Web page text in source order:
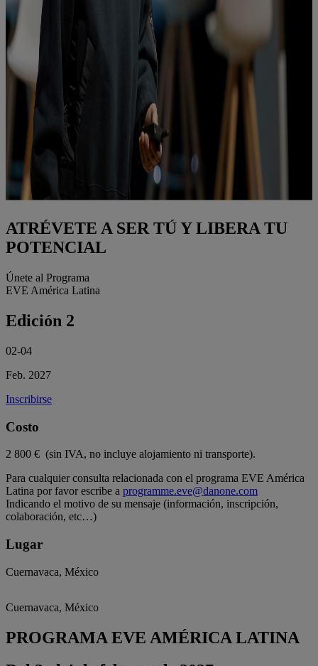
ATRÉVETE A SER TÚ Y LIBERA TU
POTENCIAL
Únete al Programa
EVE América Latina
Edición 2
02-04
Feb. 2027
Inscribirse
Costo
2 800 € (sin IVA, no incluye alojamiento ni transporte).
Para cualquier consulta relacionada con el programa EVE América
Latina por favor escribe a programme.eve@danone.com
Indicando el motivo de su mensaje (información, inscripción,
colaboración, etc…)
Lugar
Cuernavaca, México
Cuernavaca, México
PROGRAMA EVE AMÉRICA LATINA